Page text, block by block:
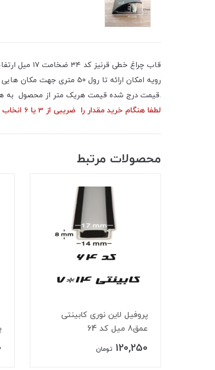
رویه امکان ارائه تا رول
.قیمت درج شده قیمت هریک متر از محصول به
لطفا هنگام خرید مقدار را ضریبی از 3 یا 6 انخاب نمایید.
محصولات مرتبط
پروفیل لاین نوری کابینتی
عمق8 میل کد 64
120,250 تومان